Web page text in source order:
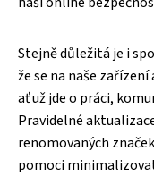
Stejně důležitá je i
že se na naše
ať už jde o práci,
Pravidelné
renomovaných
pomoci